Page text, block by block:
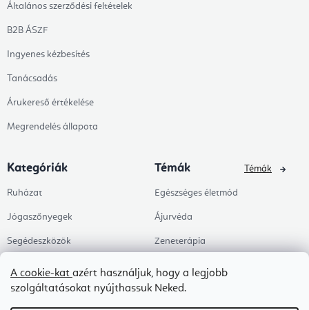
A cookie-kat azért használjuk, hogy a legjobb
szolgáltatásokat nyújthassuk Neked.
Általános szerződési feltételek
B2B ÁSZF
Ingyenes kézbesítés
Tanácsadás
Árukereső értékelése
Megrendelés állapota
Kategóriák
Ruházat
Jógaszőnyegek
Segédeszközök
Kiegészítők
Témák
Egészséges életmód
Ájurvéda
Zeneterápia
Jógastúdióknak
Témák